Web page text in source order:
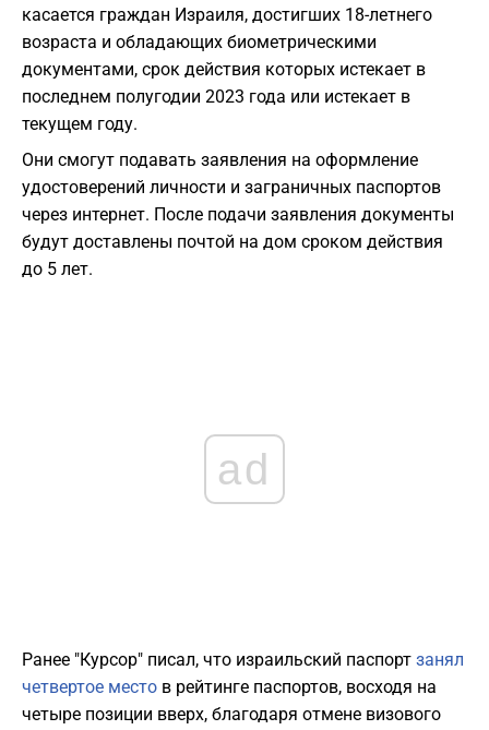
касается граждан Израиля, достигших 18-летнего
возраста и обладающих биометрическими
документами, срок действия которых истекает в
последнем полугодии 2023 года или истекает в
текущем году.
Они смогут подавать заявления на оформление
удостоверений личности и заграничных паспортов
через интернет. После подачи заявления документы
будут доставлены почтой на дом сроком действия
до 5 лет.
ad
Ранее "Курсор" писал, что израильский паспорт занял
четвертое место в рейтинге паспортов, восходя на
четыре позиции вверх, благодаря отмене визового